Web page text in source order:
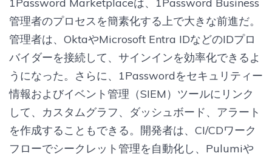
管理者のプロセスを簡素化する上で大きな前進だ。
管理者は、OktaやMicrosoft Entra IDなどのIDプロ
バイダーを接続して、サインインを効率化できるよ
うになった。さらに、1Passwordをセキュリティー
情報およびイベント管理（SIEM）ツールにリンク
して、カスタムグラフ、ダッシュボード、アラート
を作成することもできる。開発者は、CI/CDワーク
フローでシークレット管理を自動化し、Pulumiや